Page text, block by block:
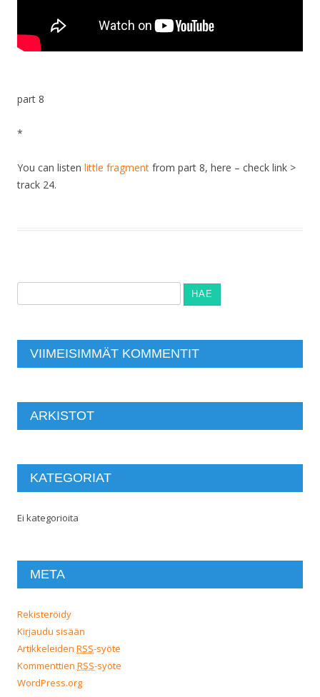
part 8
*
You can listen little fragment from part 8, here – check link >
track 24.
VIIMEISIMMÄT KOMMENTIT
ARKISTOT
KATEGORIAT
Ei kategorioita
META
Rekisteröidy
Kirjaudu sisään
Artikkeleiden RSS-syöte
Kommenttien RSS-syöte
WordPress.org